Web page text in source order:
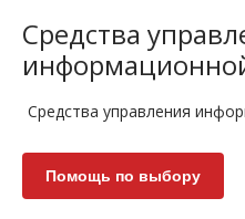
Средства
Средства управления
Помощь по выбору